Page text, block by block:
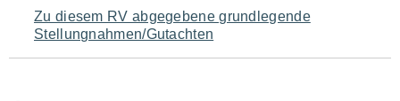
Zu diesem RV abgegebene grundlegende
Stellungnahmen/Gutachten